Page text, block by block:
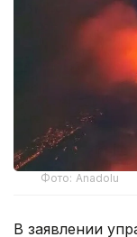
Фото: Anadolu
В заявлении